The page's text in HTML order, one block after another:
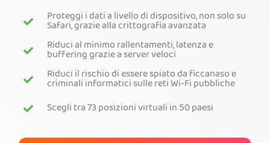
Ottieni PIA VPN
Proteggi i dati a livello di dispositivo, non solo su
Safari, grazie alla crittografia avanzata
Riduci al minimo rallentamenti, latenza e
buffering grazie a server veloci
Riduci il rischio di essere spiato da ficcanaso e
criminali informatici sulle reti Wi-Fi pubbliche
Scegli tra 73 posizioni virtuali in 50 paesi